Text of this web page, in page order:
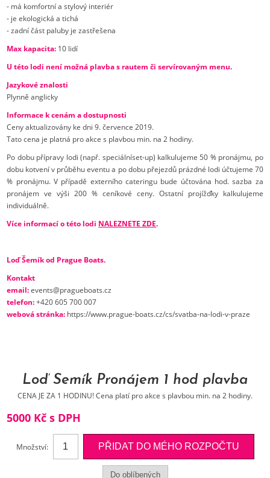
- má komfortní a stylový interiér
- je ekologická a tichá
- zadní část paluby je zastřešena
Max kapacita: 10 lidí
U této lodi není možná plavba s rautem či servírovaným menu.
Jazykové znalosti
Plynně anglicky
Informace k cenám a dostupnosti
Ceny aktualizovány ke dni 9. července 2019.
Tato cena je platná pro akce s plavbou min. na 2 hodiny.
Po dobu přípravy lodi (např. speciálníset-up) kalkulujeme 50 % pronájmu, po
dobu kotvení v průběhu eventu a po dobu přejezdů prázdné lodi účtujeme 70
% pronájmu. V případě externího cateringu bude účtována hod. sazba za
pronájem ve výši 200 % ceníkové ceny. Ostatní projížďky kalkulujeme
individuálně.
Více informací o této lodi NALEZNETE ZDE.
Loď Šemík od Prague Boats.
Kontakt
email:events@pragueboats.cz
telefon:+420 605 700 007
webová stránka: https://www.prague-boats.cz/cs/svatba-na-lodi-v-praze
Loď Šemík Pronájem 1 hod plavba
CENA JE ZA 1 HODINU! Cena platí pro akce s plavbou min. na 2 hodiny.
5000 Kč s DPH
Množství: